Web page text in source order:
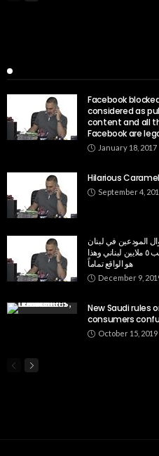
Facebook
considered as
content and all
Facebook are
January 18, 2017
Hilarious Caramel
September 4,
المودعين في لبنان
محتجزة سياسياً لدى المصارف… طبعاً و بحسب ٥ ملايين لبناني وهذا
هو الواقع تماماً
December 9,
New Saudi rules
consumers
October 15, 2019